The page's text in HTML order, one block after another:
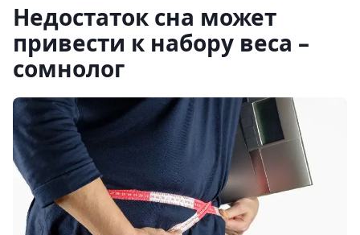
Недостаток сна может
привести к набору веса –
сомнолог